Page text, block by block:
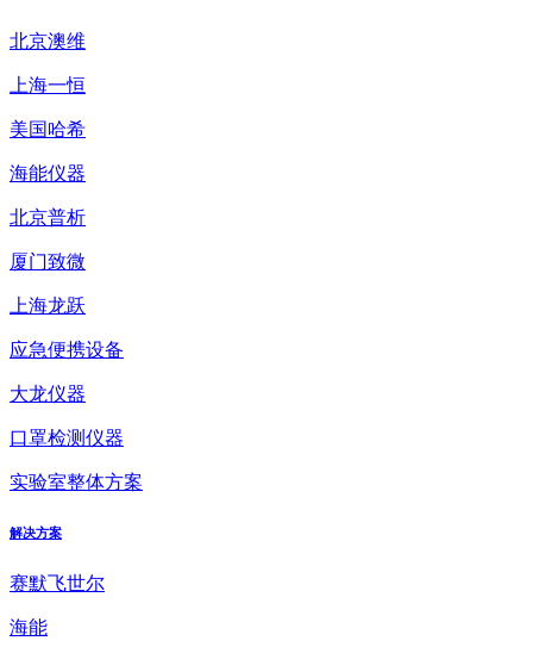
北京澳维
上海一恒
美国哈希
海能仪器
北京普析
厦门致微
上海龙跃
应急便携设备
大龙仪器
口罩检测仪器
实验室整体方案
解决方案
赛默飞世尔
海能